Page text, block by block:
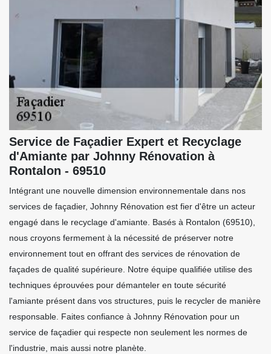
Service de Façadier Expert et Recyclage
d'Amiante par Johnny Rénovation à
Rontalon - 69510
Intégrant une nouvelle dimension environnementale dans nos
services de façadier, Johnny Rénovation est fier d'être un acteur
engagé dans le recyclage d'amiante. Basés à Rontalon (69510),
nous croyons fermement à la nécessité de préserver notre
environnement tout en offrant des services de rénovation de
façades de qualité supérieure. Notre équipe qualifiée utilise des
techniques éprouvées pour démanteler en toute sécurité
l'amiante présent dans vos structures, puis le recycler de manière
responsable. Faites confiance à Johnny Rénovation pour un
service de façadier qui respecte non seulement les normes de
l'industrie, mais aussi notre planète.